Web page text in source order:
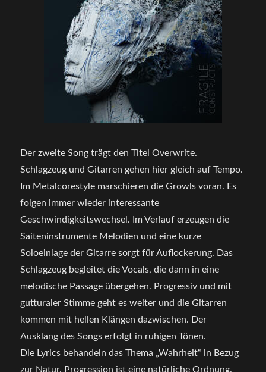
Der zweite Song trägt den Titel Overwrite.
Schlagzeug und Gitarren gehen hier gleich auf Tempo.
Im Metalcorestyle marschieren die Growls voran. Es
folgen immer wieder interessante
Geschwindigkeitswechsel. Im Verlauf erzeugen die
Saiteninstrumente Melodien und eine kurze
Soloeinlage der Gitarre sorgt für Auflockerung. Das
Schlagzeug begleitet die Vocals, die dann in eine
melodische Passage übergehen. Progressiv und mit
gutturaler Stimme geht es weiter und die Gitarren
kommen mit hellen Klängen dazwischen. Der
Ausklang des Songs erfolgt in ruhigen Tönen.
Die Lyrics behandeln das Thema „Wahrheit“ in Bezug
zur Natur. Progression ist eine natürliche Ordnung.